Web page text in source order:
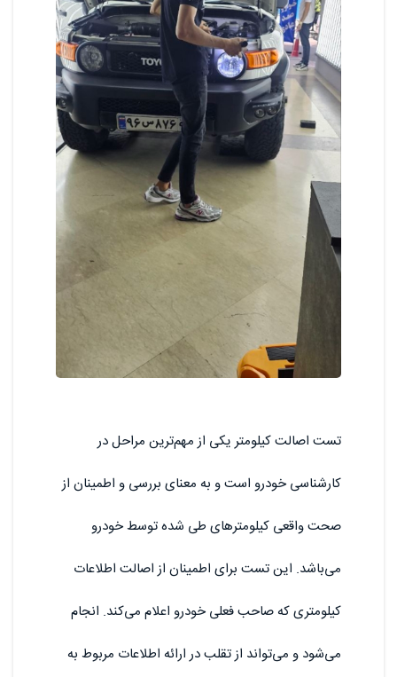
تست اصالت کیلومتر یکی از مهم‌ترین مراحل در
کارشناسی خودرو است و به معنای بررسی و اطمینان از
صحت واقعی کیلومترهای طی شده توسط خودرو
می‌باشد. این تست برای اطمینان از اصالت اطلاعات
کیلومتری که صاحب فعلی خودرو اعلام می‌کند. انجام
می‌شود و می‌تواند از تقلب در ارائه اطلاعات مربوط به